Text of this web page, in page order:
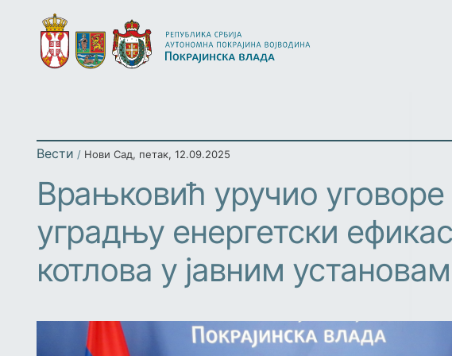
Вести / Нови Сад, петак, 12.09.2025
Врањковић уручио уговоре
уградњу енергетски
котлова у јавним